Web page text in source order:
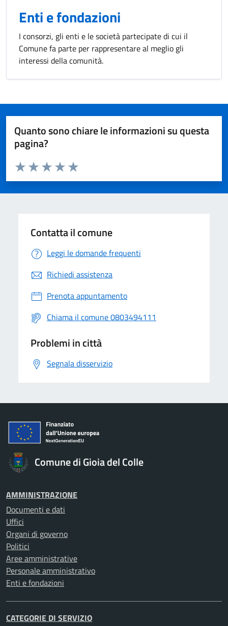
Enti e fondazioni
I consorzi, gli enti e le società partecipate di cui il
Comune fa parte per rappresentare al meglio gli
interessi della comunità.
Quanto sono chiare le informazioni su questa
pagina?
Valuta da 1 a 5 stelle la pagina
Valuta 5 stelle su 5
Valuta 4 stelle su 5
Valuta 3 stelle su 5
Valuta 2 stelle su 5
Valuta 1 stelle su 5
Contatta il comune
Leggi le domande frequenti
Richiedi assistenza
Prenota appuntamento
Chiama il comune 0803494111
Problemi in città
Segnala disservizio
Comune di Gioia del Colle
AMMINISTRAZIONE
Documenti e dati
Uffici
Organi di governo
Politici
Aree amministrative
Personale amministrativo
Enti e fondazioni
CATEGORIE DI SERVIZIO